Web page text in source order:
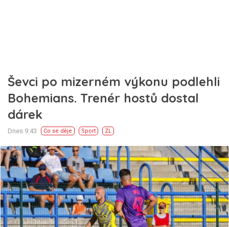
Ševci po mizerném výkonu podlehli
Bohemians. Trenér hostů dostal
dárek
Dnes 9:43 Co se děje Sport ZL